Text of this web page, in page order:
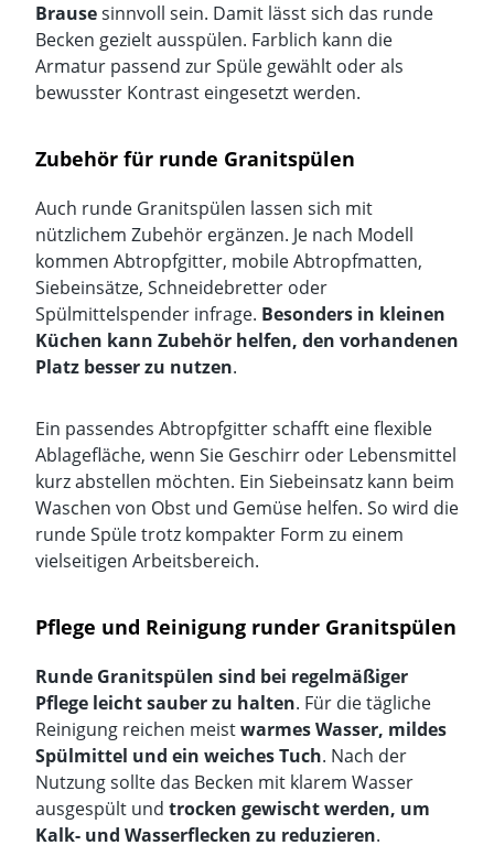
Brausesinnvoll sein. Damit lässt sich das runde
Becken gezielt ausspülen. Farblich kann die
Armatur passend zur Spüle gewählt oder als
bewusster Kontrast eingesetzt werden.
Zubehör für runde Granitspülen
Auch runde Granitspülen lassen sich mit
nützlichem Zubehör ergänzen. Je nach Modell
kommen Abtropfgitter, mobile Abtropfmatten,
Siebeinsätze, Schneidebretter oder
Spülmittelspender infrage. Besonders in kleinen
Küchen kann Zubehör helfen, den vorhandenen
Platz besser zu nutzen.
Ein passendes Abtropfgitter schafft eine flexible
Ablagefläche, wenn Sie Geschirr oder Lebensmittel
kurz abstellen möchten. Ein Siebeinsatz kann beim
Waschen von Obst und Gemüse helfen. So wird die
runde Spüle trotz kompakter Form zu einem
vielseitigen Arbeitsbereich.
Pflege und Reinigung runder Granitspülen
Runde Granitspülen sind bei regelmäßiger
Pflege leicht sauber zu halten. Für die tägliche
Reinigung reichen meistwarmes Wasser, mildes
Spülmittel und ein weiches Tuch. Nach der
Nutzung sollte das Becken mit klarem Wasser
ausgespült und trocken gewischt werden, um
Kalk- und Wasserflecken zu reduzieren.